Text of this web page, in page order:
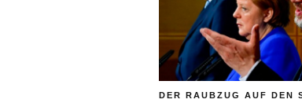
DER RAUBZUG AUF DEN